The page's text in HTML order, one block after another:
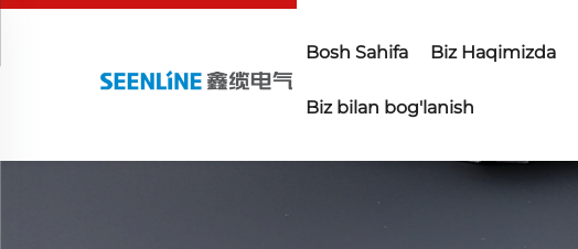
Bosh Sahifa Biz Haqimizda
Biz bilan bog'lanish